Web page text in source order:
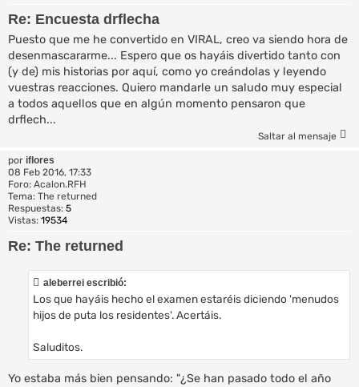
Re: Encuesta drflecha
Puesto que me he convertido en VIRAL, creo va siendo hora de
desenmascararme... Espero que os hayáis divertido tanto con
(y de) mis historias por aquí, como yo creándolas y leyendo
vuestras reacciones. Quiero mandarle un saludo muy especial
a todos aquellos que en algún momento pensaron que
drflech...
Saltar al mensaje
por iflores
08 Feb 2016, 17:33
Foro: Acalon.RFH
Tema: The returned
Respuestas: 5
Vistas: 19534
Re: The returned
aleberrei escribió:
Los que hayáis hecho el examen estaréis diciendo 'menudos
hijos de puta los residentes'. Acertáis.
Saluditos.
Yo estaba más bien pensando: "¿Se han pasado todo el año